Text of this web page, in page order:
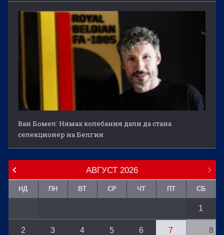
Ван Бомел: Нямах колебания дали да стана
селекционер на Белгия
АВГУСТ 2026
НД ПН ВТ СР ЧТ ПТ СБ
1
2 3 4 5 6 7 8